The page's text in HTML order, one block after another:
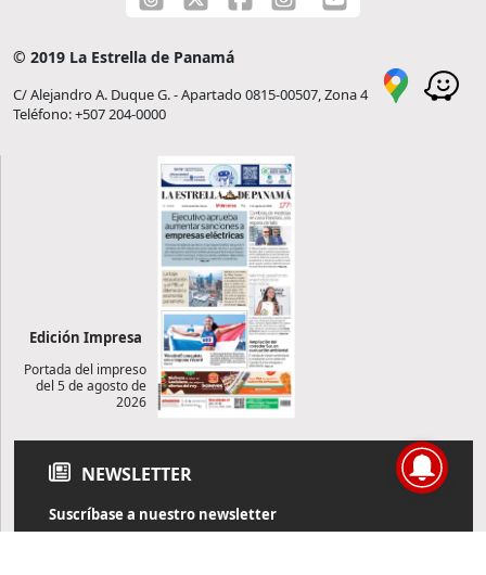
© 2019 La Estrella de Panamá
C/ Alejandro A. Duque G. - Apartado 0815-00507, Zona 4
Teléfono: +507 204-0000
Edición Impresa
Portada del impreso
del 5 de agosto de
2026
NEWSLETTER
Suscríbase a nuestro newsletter
Reciba diariamente información de actualidad directamente en